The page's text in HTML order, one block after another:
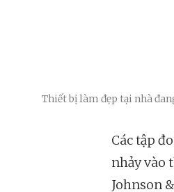
Thiết bị làm đẹp tại nhà
Các tập
nhảy vào
Johnson